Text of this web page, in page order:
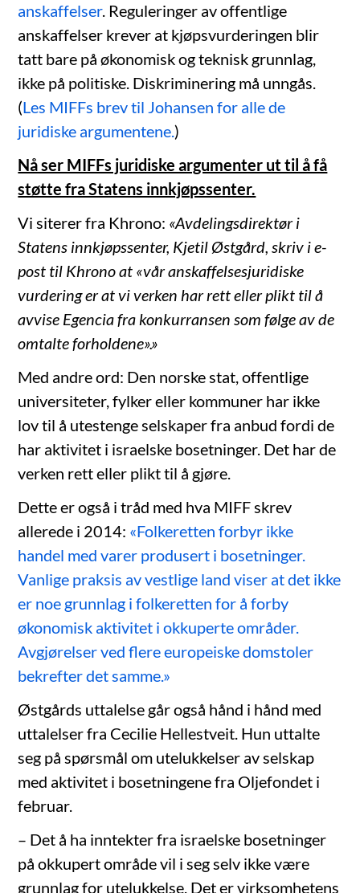
anskaffelser. Reguleringer av offentlige
anskaffelser krever at kjøpsvurderingen blir
tatt bare på økonomisk og teknisk grunnlag,
ikke på politiske. Diskriminering må unngås.
(Les MIFFs brev til Johansen for alle de
juridiske argumentene.)
Nå ser MIFFs juridiske argumenter ut til å få
støtte fra Statens innkjøpssenter.
Vi siterer fra Khrono: «Avdelingsdirektør i
Statens innkjøpssenter, Kjetil Østgård, skriv i e-
post til Khrono at «vår anskaffelsesjuridiske
vurdering er at vi verken har rett eller plikt til å
avvise Egencia fra konkurransen som følge av de
omtalte forholdene».»
Med andre ord: Den norske stat, offentlige
universiteter, fylker eller kommuner har ikke
lov til å utestenge selskaper fra anbud fordi de
har aktivitet i israelske bosetninger. Det har de
verken rett eller plikt til å gjøre.
Dette er også i tråd med hva MIFF skrev
allerede i 2014: «Folkeretten forbyr ikke
handel med varer produsert i bosetninger.
Vanlige praksis av vestlige land viser at det ikke
er noe grunnlag i folkeretten for å forby
økonomisk aktivitet i okkuperte områder.
Avgjørelser ved flere europeiske domstoler
bekrefter det samme.»
Østgårds uttalelse går også hånd i hånd med
uttalelser fra Cecilie Hellestveit. Hun uttalte
seg på spørsmål om utelukkelser av selskap
med aktivitet i bosetningene fra Oljefondet i
februar.
– Det å ha inntekter fra israelske bosetninger
på okkupert område vil i seg selv ikke være
grunnlag for utelukkelse. Det er virksomhetens